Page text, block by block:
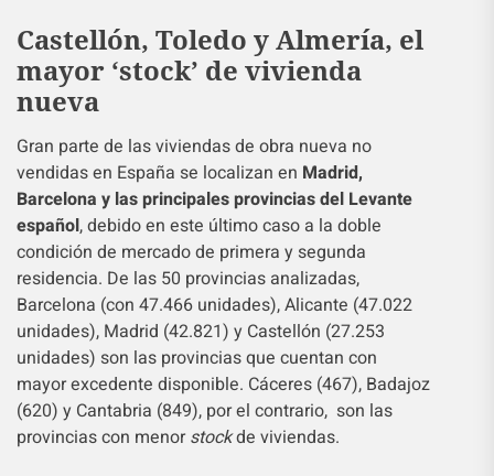
Castellón, Toledo y Almería, el
mayor ‘stock’ de vivienda
nueva
Gran parte de las viviendas de obra nueva no
vendidas en España se localizan en Madrid,
Barcelona y las principales provincias del Levante
español, debido en este último caso a la doble
condición de mercado de primera y segunda
residencia. De las 50 provincias analizadas,
Barcelona (con 47.466 unidades), Alicante (47.022
unidades), Madrid (42.821) y Castellón (27.253
unidades) son las provincias que cuentan con
mayor excedente disponible. Cáceres (467), Badajoz
(620) y Cantabria (849), por el contrario, son las
provincias con menorstockde viviendas.